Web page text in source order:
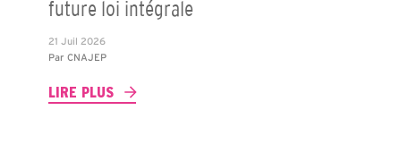
future loi intégrale
21 Juil 2026
Par CNAJEP
LIRE PLUS